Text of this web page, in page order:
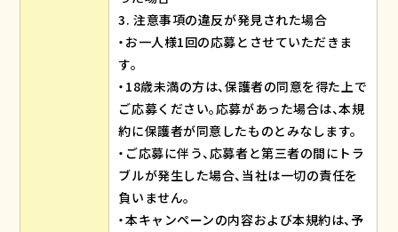
3. 注意事項の違反が発見された場合
・お一人様1回の応募とさせていただきま
す。
・18歳未満の方は、保護者の同意を得た上で
ご応募ください。応募があった場合は、本規
約に保護者が同意したものとみなします。
・ご応募に伴う、応募者と第三者の間にトラ
ブルが発生した場合、当社は一切の責任を
負いません。
・本キャンペーンの内容および本規約は、予